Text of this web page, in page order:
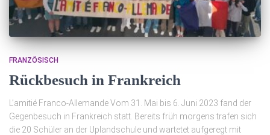
FRANZÖSISCH
Rückbesuch in Frankreich
L’amitié Franco-Allemande Vom 31. Mai bis 6. Juni 2023 fand der
Gegenbesuch in Frankreich statt. Bereits früh morgens trafen sich
die 20 Schüler an der Uplandschule und wartetet aufgeregt mit